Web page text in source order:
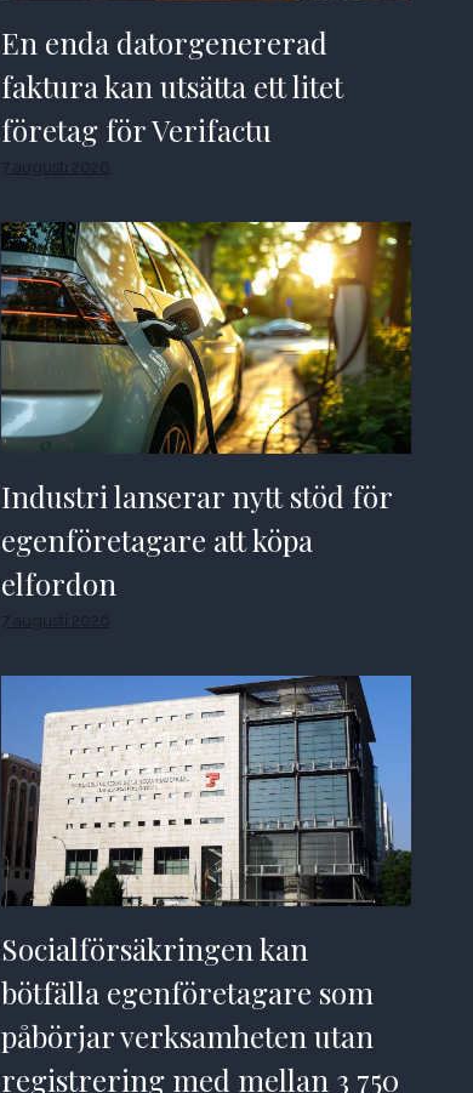
En enda datorgenererad
faktura kan utsätta ett litet
företag för Verifactu
7 augusti 2026
Industri lanserar nytt stöd för
egenföretagare att köpa
elfordon
7 augusti 2026
Socialförsäkringen kan
bötfälla egenföretagare som
påbörjar verksamheten utan
registrering med mellan 3 750